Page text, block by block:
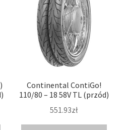
Continental ContiGo!
110/80 – 18 58V TL (przód)
551.93zł